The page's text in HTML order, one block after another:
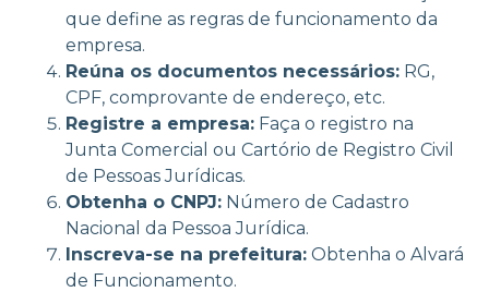
que define as regras de funcionamento da
empresa.
Reúna os documentos necessários: RG,
CPF, comprovante de endereço, etc.
Registre a empresa: Faça o registro na
Junta Comercial ou Cartório de Registro Civil
de Pessoas Jurídicas.
Obtenha o CNPJ: Número de Cadastro
Nacional da Pessoa Jurídica.
Inscreva-se na prefeitura: Obtenha o Alvará
de Funcionamento.